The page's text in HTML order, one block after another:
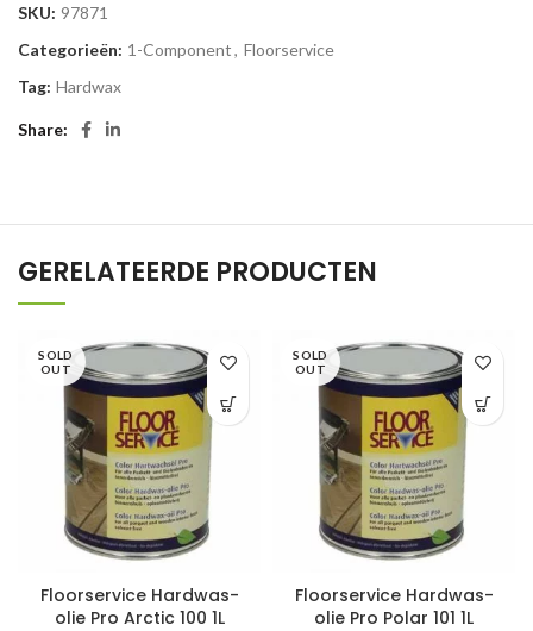
SKU: 97871
Categorieën: 1-Component, Floorservice
Tag: Hardwax
Share
GERELATEERDE PRODUCTEN
SOLD
OUT
Floorservice Hardwas-
olie Pro Arctic 100 1L
SOLD
OUT
Floorservice Hardwas-
olie Pro Polar 101 1L